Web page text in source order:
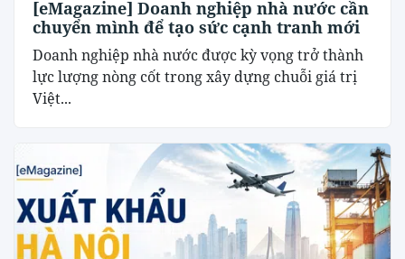
[eMagazine] Doanh nghiệp nhà nước cần
chuyển mình để tạo sức cạnh tranh mới
Doanh nghiệp nhà nước được kỳ vọng trở thành
lực lượng nòng cốt trong xây dựng chuỗi giá trị
Việt...